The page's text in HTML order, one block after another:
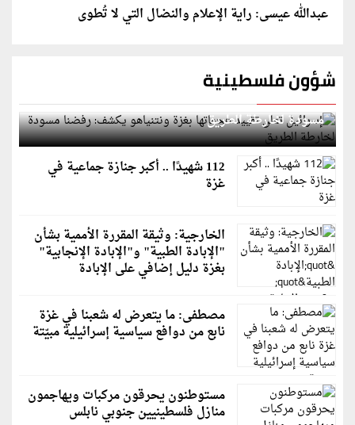
عبدالله عيسى: راية الإعلام والنضال التي لا تُطوى
شؤون فلسطينية
إسرائيل تعلن تقييد هجماتها بغزة ونتنياهو يكشف: رفضنا
مسودة لخارطة الطريق
112 شهيدًا .. أكبر جنازة جماعية في
غزة
الخارجية: وثيقة المقررة الأممية بشأن
"الإبادة الطبية" و"الإبادة الإنجابية"
بغزة دليل إضافي على الإبادة
مصطفى: ما يتعرض له شعبنا في غزة
نابع من دوافع سياسية إسرائيلية مبيّتة
مستوطنون يحرقون مركبات ويهاجمون
منازل فلسطينيين جنوبي نابلس